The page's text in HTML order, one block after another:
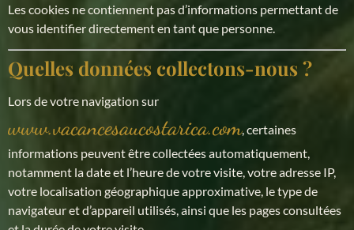
Les cookies ne contiennent pas d’informations permettant de
vous identifier directement en tant que personne.
Quelles données collectons-nous ?
Lors de votre navigation sur
www.vacancesaucostarica.com, certaines
informations peuvent être collectées automatiquement,
notamment la date et l’heure de votre visite, votre adresse IP,
votre localisation géographique approximative, le type de
navigateur et d’appareil utilisés, ainsi que les pages consultées